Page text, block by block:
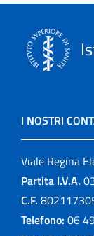
I NOSTRI
Viale Regina
Partita I.V.A.
C.F.
Telefono: 06